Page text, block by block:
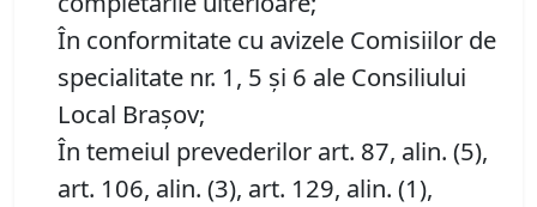
În conformitate cu avizele Comisiilor de
specialitate nr. 1, 5 și 6 ale Consiliului
Local Brașov;
În temeiul prevederilor art. 87, alin. (5),
art. 106, alin. (3), art. 129, alin. (1),